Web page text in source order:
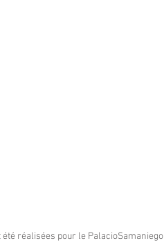
été réalisées pour le PalacioSamaniego